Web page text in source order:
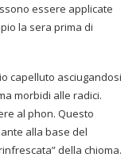
essere applicate
la sera prima di
capelluto asciugandosi
morbidi alle radici.
al phon. Questo
alla base del
della chioma.